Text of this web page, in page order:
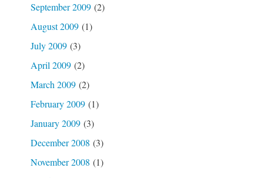
September 2009(2)
August 2009(1)
July 2009(3)
April 2009(2)
March 2009(2)
February 2009(1)
January 2009(3)
December 2008 (3)
November 2008 (1)